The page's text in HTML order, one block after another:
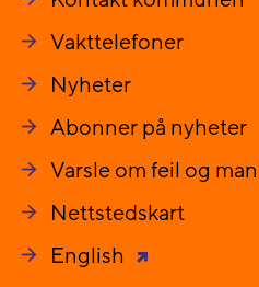
Vakttelefoner
Nyheter
Abonner på nyheter
Varsle om feil og
Nettstedskart
English